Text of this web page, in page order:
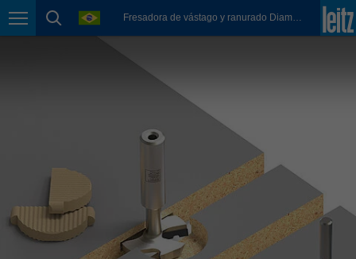
Page navigation
page search
language Fresadora de vástago y ranurado Diamaster para conectores FixChip
México
Nederland
Österreich
Polska
Portugal
português